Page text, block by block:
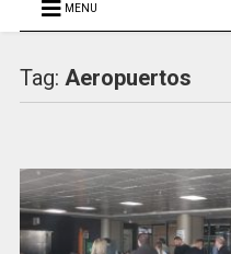
MENU
Tag: Aeropuertos